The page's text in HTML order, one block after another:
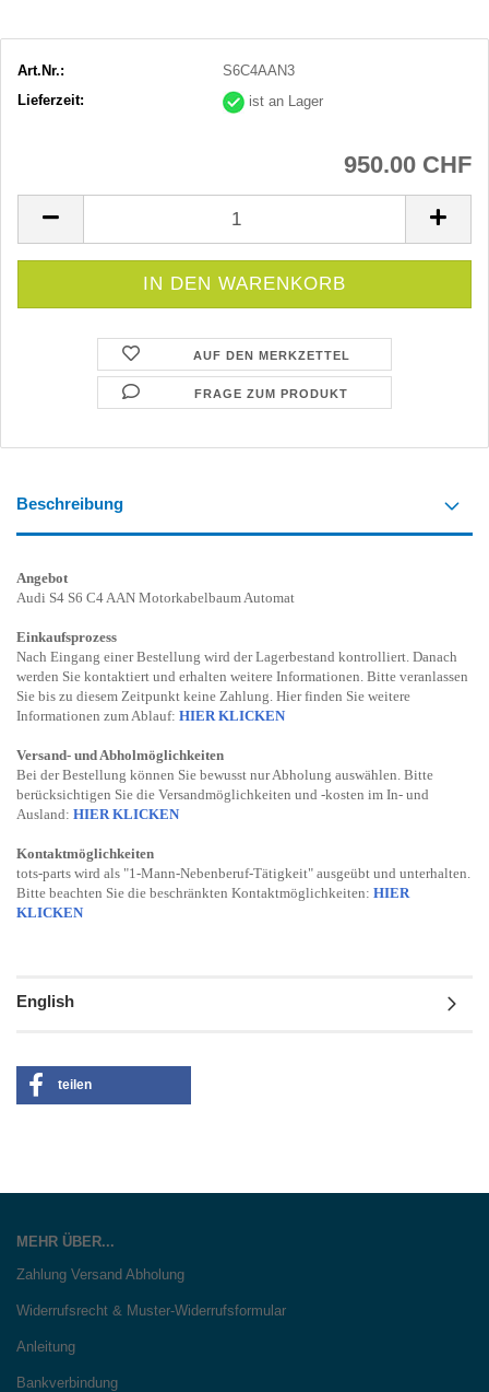
Art.Nr.:
S6C4AAN3
Lieferzeit:
ist an Lager
950.00 CHF
AUF DEN MERKZETTEL
FRAGE ZUM PRODUKT
Beschreibung
Angebot
Audi S4 S6 C4 AAN Motorkabelbaum Automat
Einkaufsprozess
Nach Eingang einer Bestellung wird der Lagerbestand kontrolliert. Danach
werden Sie kontaktiert und erhalten weitere Informationen. Bitte veranlassen
Sie bis zu diesem Zeitpunkt keine Zahlung. Hier finden Sie weitere
Informationen zum Ablauf: HIER KLICKEN
Versand- und Abholmöglichkeiten
Bei der Bestellung können Sie bewusst nur Abholung auswählen. Bitte
berücksichtigen Sie die Versandmöglichkeiten und -kosten im In- und
Ausland: HIER KLICKEN
Kontaktmöglichkeiten
tots-parts wird als "1-Mann-Nebenberuf-Tätigkeit" ausgeübt und unterhalten.
Bitte beachten Sie die beschränkten Kontaktmöglichkeiten: HIER
KLICKEN
English
teilen
MEHR ÜBER...
Zahlung Versand Abholung
Widerrufsrecht & Muster-Widerrufsformular
Anleitung
Bankverbindung